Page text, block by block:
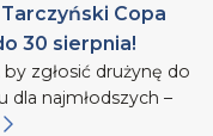
Copa
30 sierpnia!
zgłosić drużynę do
najmłodszych –